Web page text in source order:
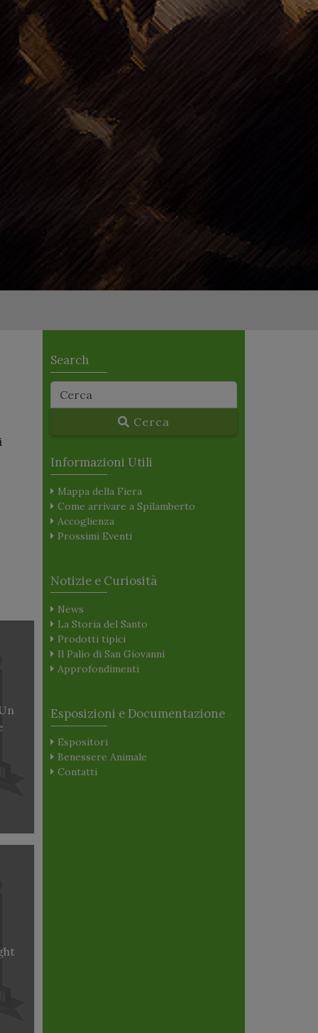
Search
Cerca
Informazioni Utili
Mappa della Fiera
Come arrivare a Spilamberto
Accoglienza
Prossimi Eventi
Notizie e Curiosità
News
La Storia del Santo
Prodotti tipici
Il Palio di San Giovanni
Approfondimenti
Esposizioni e Documentazione
Espositori
Benessere Animale
Contatti